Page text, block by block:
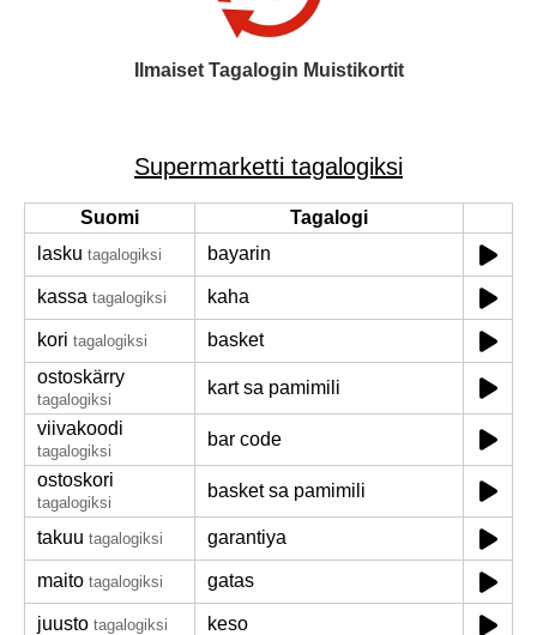
Ilmaiset Tagalogin Muistikortit
Supermarketti tagalogiksi
Suomi
Tagalogi
lasku tagalogiksi bayarin
kassa tagalogiksi kaha
kori tagalogiksi
basket
ostoskärry
tagalogiksi
kart sa pamimili
viivakoodi
tagalogiksi
bar code
ostoskori
tagalogiksi
basket sa pamimili
takuu tagalogiksi garantiya
maito tagalogiksi gatas
juusto tagalogiksi keso